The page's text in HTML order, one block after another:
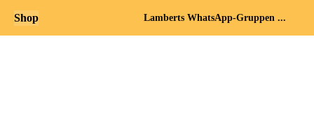
Shop Lamberts WhatsApp-Gruppen ...